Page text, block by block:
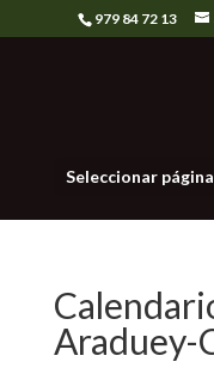
979 84 72 13
Seleccionar página
Araduey-